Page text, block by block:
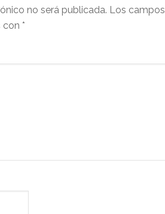
no será publicada. Los campos
con *